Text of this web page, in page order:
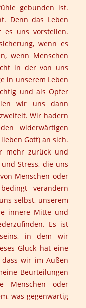
gebunden ist.
Denn das Leben
uns vorstellen.
wenn es
wenn Menschen
in der von uns
in unserem Leben
und als Opfer
wir uns dann
Wir hadern
widerwärtigen
Gott) an sich.
mehr zurück und
Stress, die uns
Menschen oder
verändern
selbst, unserem
innere Mitte und
Es ist
in dem wir
Glück hat eine
dass wir im Außen
Beurteilungen
Menschen oder
was gegenwärtig